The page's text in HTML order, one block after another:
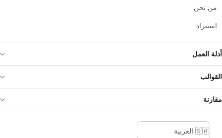
من نحن
استيراد
أدلة العمل
القوالب
مقارنة